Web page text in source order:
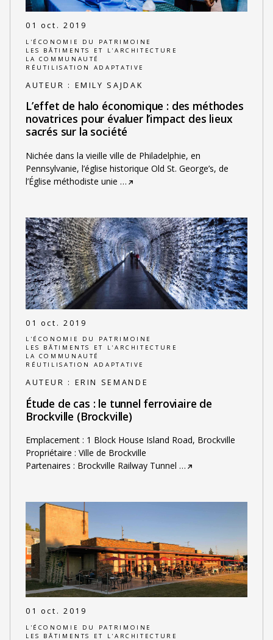
01 oct. 2019
L'ÉCONOMIE DU PATRIMOINE
LES BÂTIMENTS ET L'ARCHITECTURE
LA COMMUNAUTÉ
RÉUTILISATION ADAPTATIVE
AUTEUR : EMILY SAJDAK
L’effet de halo économique : des méthodes
novatrices pour évaluer l’impact des lieux
sacrés sur la société
Nichée dans la vieille ville de Philadelphie, en
Pennsylvanie, l’église historique Old St. George’s, de
l’Église méthodiste unie …
01 oct. 2019
L'ÉCONOMIE DU PATRIMOINE
LES BÂTIMENTS ET L'ARCHITECTURE
LA COMMUNAUTÉ
RÉUTILISATION ADAPTATIVE
AUTEUR : ERIN SEMANDE
Étude de cas : le tunnel ferroviaire de
Brockville (Brockville)
Emplacement : 1 Block House Island Road, Brockville
Propriétaire : Ville de Brockville
Partenaires : Brockville Railway Tunnel …
01 oct. 2019
L'ÉCONOMIE DU PATRIMOINE
LES BÂTIMENTS ET L'ARCHITECTURE